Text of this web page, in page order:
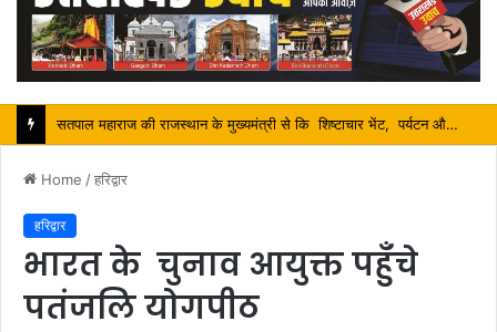
सतपाल महाराज की राजस्थान के मुख्यमंत्री से कि शिष्टाचार भेंट, पर्यटन और सांस्कृतिक गतिविधियों के विषय में विस्तार पर हुई चर्चा
Home /हरिद्वार
हरिद्वार
भारत के चुनाव आयुक्त पहुँचे
पतंजलि योगपीठ